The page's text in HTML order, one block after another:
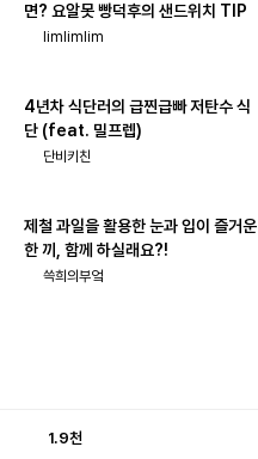
면? 요알못 빵덕후의 샌드위치 TIP
limlimlim
4년차 식단러의 급찐급빠 저탄수 식
단 (feat. 밀프렙)
단비키친
제철 과일을 활용한 눈과 입이 즐거운
한 끼, 함께 하실래요?!
쓱희의부엌
1.9천